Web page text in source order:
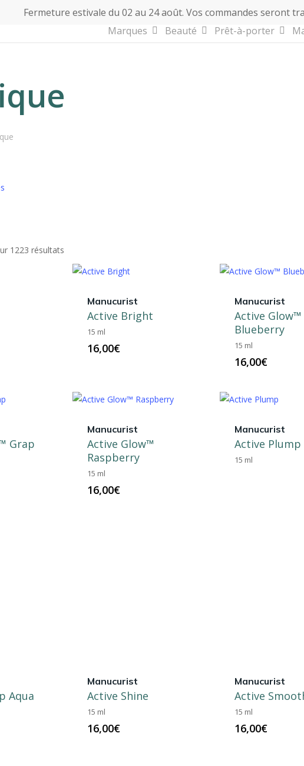
Fermeture estivale du 02 au 24 août. Vos commandes seront
Marques
Beauté Prêt-à-porter
1223 résultats
Manucurist
Active Bright
15 ml
16,00€
Manucurist
Active Glow™
Blueberry
15 ml
16,00€
Grap
Manucurist
Active Glow™
Raspberry
15 ml
16,00€
Manucurist
Active Plump
15 ml
Aqua
Manucurist
Active Shine
15 ml
16,00€
Manucurist
Active
15 ml
16,00€